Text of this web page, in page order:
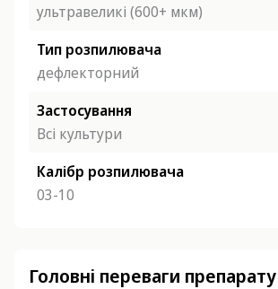
ультравеликі (600+ мкм)
Тип розпилювача
дефлекторний
Застосування
Всі культури
Калібр розпилювача
03-10
Головні переваги препарату